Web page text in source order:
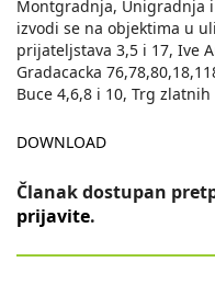
Montgradnja, Unigradnja
izvodi se na objektima u
prijateljstava 3,5 i 17, Ive
Gradacacka
Buce 4,6,8 i 10, Trg
DOWNLOAD
Članak dostupan
prijavite.